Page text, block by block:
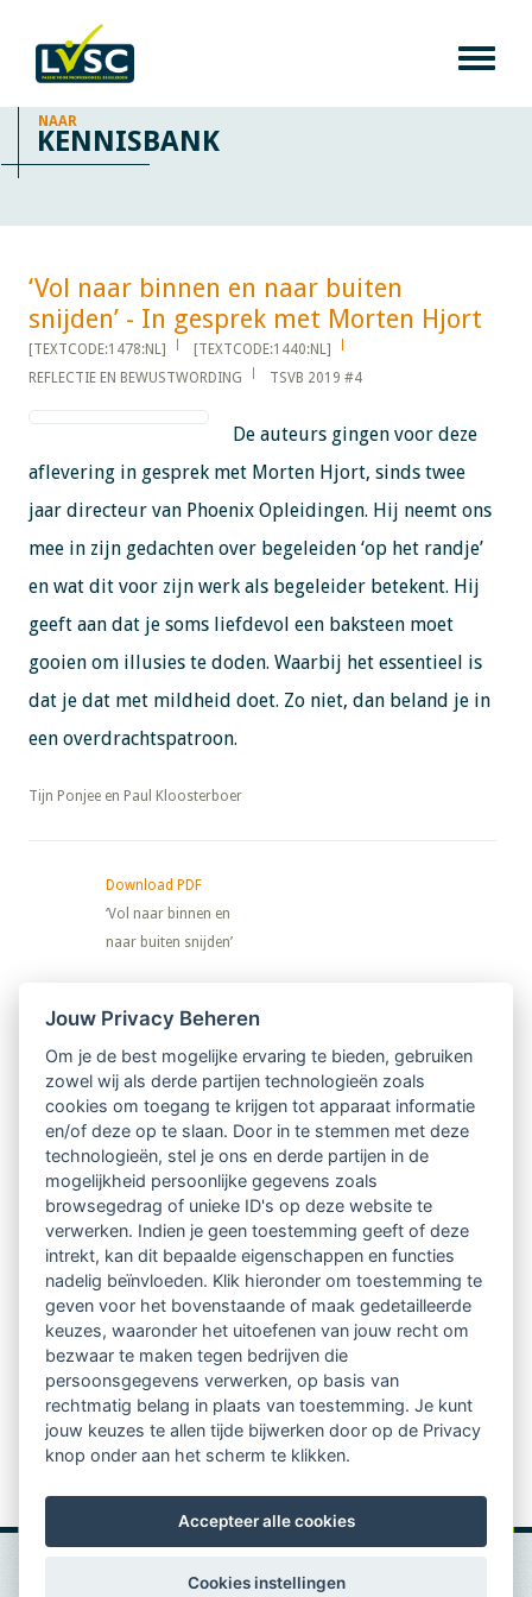
NAAR
KENNISBANK
‘Vol naar binnen en naar buiten
snijden’ - In gesprek met Morten Hjort​​​​​​
[TEXTCODE:1478:NL]
[TEXTCODE:1440:NL]
REFLECTIE EN BEWUSTWORDING
TSVB 2019 #4
De auteurs gingen voor deze
aflevering in gesprek met Morten Hjort, sinds twee
jaar directeur van Phoenix Opleidingen. Hij neemt ons
mee in zijn gedachten over begeleiden ‘op het randje’
en wat dit voor zijn werk als begeleider betekent. Hij
geeft aan dat je soms liefdevol een baksteen moet
gooien om illusies te doden. Waarbij het essentieel is
dat je dat met mildheid doet. Zo niet, dan beland je in
een overdrachtspatroon.
​​​​​​​Tijn Ponjee en Paul Kloosterboer
Download PDF
‘Vol naar binnen en
naar buiten snijden’
Nieuwsbrief
Ontvang 10 x per jaar de LVSC-
relatienieuwsbrief met o.a.:
vrij toegankelijke TsvB-artikelen
nieuws op het vlak van professioneel
begeleiden
informatie over LVSC-activiteiten
Aanmelden nieuwsbrief
Jouw Privacy Beheren
Om je de best mogelijke ervaring te bieden, gebruiken
zowel wij als derde partijen technologieën zoals
cookies om toegang te krijgen tot apparaat informatie
en/of deze op te slaan. Door in te stemmen met deze
technologieën, stel je ons en derde partijen in de
mogelijkheid persoonlijke gegevens zoals
browsegedrag of unieke ID's op deze website te
verwerken. Indien je geen toestemming geeft of deze
intrekt, kan dit bepaalde eigenschappen en functies
nadelig beïnvloeden. Klik hieronder om toestemming te
geven voor het bovenstaande of maak gedetailleerde
keuzes, waaronder het uitoefenen van jouw recht om
bezwaar te maken tegen bedrijven die
persoonsgegevens verwerken, op basis van
rechtmatig belang in plaats van toestemming. Je kunt
jouw keuzes te allen tijde bijwerken door op de Privacy
knop onder aan het scherm te klikken.
Accepteer alle cookies
Cookies instellingen